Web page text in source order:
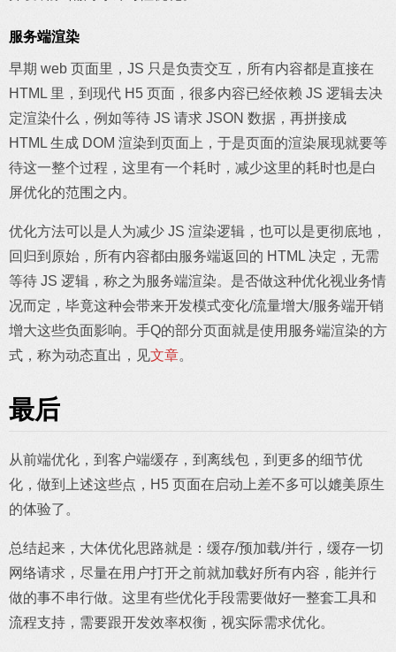
服务端渲染
早期 web 页面里，JS 只是负责交互，所有内容都是直接在
HTML 里，到现代 H5 页面，很多内容已经依赖 JS 逻辑去决
定渲染什么，例如等待 JS 请求 JSON 数据，再拼接成
HTML 生成 DOM 渲染到页面上，于是页面的渲染展现就要等
待这一整个过程，这里有一个耗时，减少这里的耗时也是白
屏优化的范围之内。
优化方法可以是人为减少 JS 渲染逻辑，也可以是更彻底地，
回归到原始，所有内容都由服务端返回的 HTML 决定，无需
等待 JS 逻辑，称之为服务端渲染。是否做这种优化视业务情
况而定，毕竟这种会带来开发模式变化/流量增大/服务端开销
增大这些负面影响。手Q的部分页面就是使用服务端渲染的方
式，称为动态直出，见文章。
最后
从前端优化，到客户端缓存，到离线包，到更多的细节优
化，做到上述这些点，H5 页面在启动上差不多可以媲美原生
的体验了。
总结起来，大体优化思路就是：缓存/预加载/并行，缓存一切
网络请求，尽量在用户打开之前就加载好所有内容，能并行
做的事不串行做。这里有些优化手段需要做好一整套工具和
流程支持，需要跟开发效率权衡，视实际需求优化。